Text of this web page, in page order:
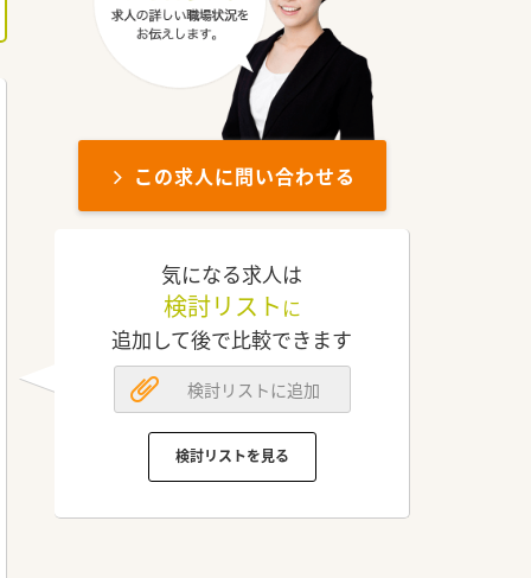
この求人に問い合わせる
気になる求人は
検討リスト に
追加して後で比較できます
検討リストに追加
検討リストを見る